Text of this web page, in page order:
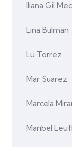
Iliana Gil
Lina Bulman
Lu Torrez
Mar Suárez
Marcela
Maribel